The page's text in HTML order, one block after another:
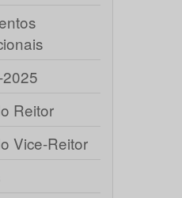
Reitor
Vice-Reitor